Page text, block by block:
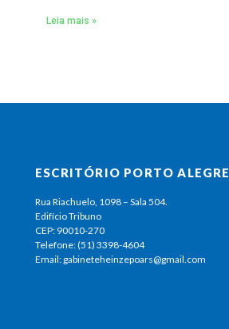
Leia mais »
ESCRITÓRIO PORTO ALEGRE
Rua Riachuelo, 1098 – Sala 504.
Edifício Tribuno
CEP: 90010-270
Telefone: (51) 3398-4604
Email: gabineteheinzepoars@gmail.com